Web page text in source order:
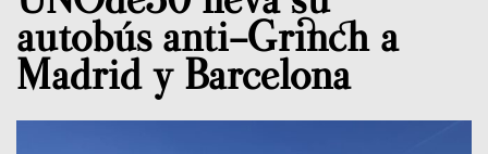
autobús anti-Grinch a
Madrid y Barcelona